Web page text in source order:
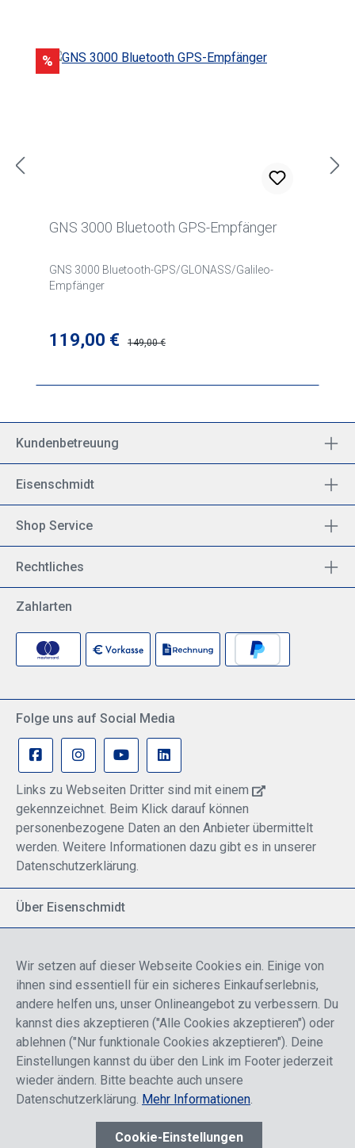
Rabatt
%
GNS 3000 Bluetooth GPS-Empfänger
GNS 3000 Bluetooth-GPS/GLONASS/Galileo-
Empfänger
Verkaufspreis:
119,00 € 149,00 €
Kundenbetreuung
Eisenschmidt
Shop Service
Rechtliches
Zahlarten
Folge uns auf Social Media
Links zu Webseiten Dritter sind mit einem
gekennzeichnet. Beim Klick darauf können
personenbezogene Daten an den Anbieter übermittelt
werden. Weitere Informationen dazu gibt es in unserer
Datenschutzerklärung.
Über Eisenschmidt
Breite Palette von Luftfahrtprodukten
Fokus auf Pilotenausbildung
Sicher einkaufen
* Alle Preise sind einschließlich der Rabatte, die je nach Login,
Wir setzen auf dieser Webseite Cookies ein. Einige von
ihnen sind essentiell für ein sicheres Einkaufserlebnis,
andere helfen uns, unser Onlineangebot zu verbessern. Du
kannst dies akzeptieren ("Alle Cookies akzeptieren") oder
ablehnen ("Nur funktionale Cookies akzeptieren"). Deine
Einstellungen kannst du über den Link im Footer jederzeit
wieder ändern. Bitte beachte auch unsere
Datenschutzerklärung. Mehr Informationen.
Cookie-Einstellungen